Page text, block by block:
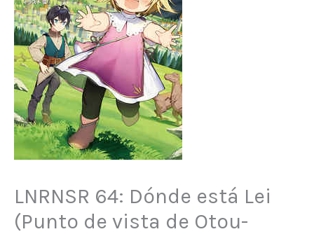
LNRNSR 64: Dónde está Lei
(Punto de vista de Otou-